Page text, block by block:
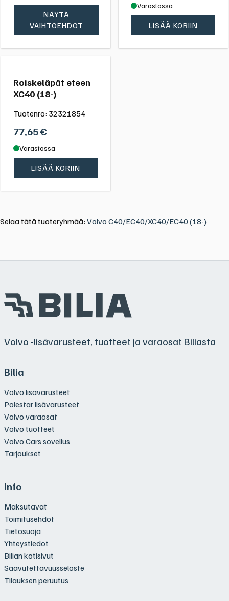
NÄYTÄ
VAIHTOEHDOT
Varastossa
LISÄÄ KORIIN
Roiskeläpät eteen
XC40 (18-)
Tuotenro: 32321854
77,65€
Varastossa
LISÄÄ KORIIN
Selaa tätä tuoteryhmää: Volvo C40/EC40/XC40/EC40 (18-)
Volvo -lisävarusteet, tuotteet ja varaosat Biliasta
Bilia
Volvo lisävarusteet
Polestar lisävarusteet
Volvo varaosat
Volvo tuotteet
Volvo Cars sovellus
Tarjoukset
Info
Maksutavat
Toimitusehdot
Tietosuoja
Yhteystiedot
Bilian kotisivut
Saavutettavuusseloste
Tilauksen peruutus